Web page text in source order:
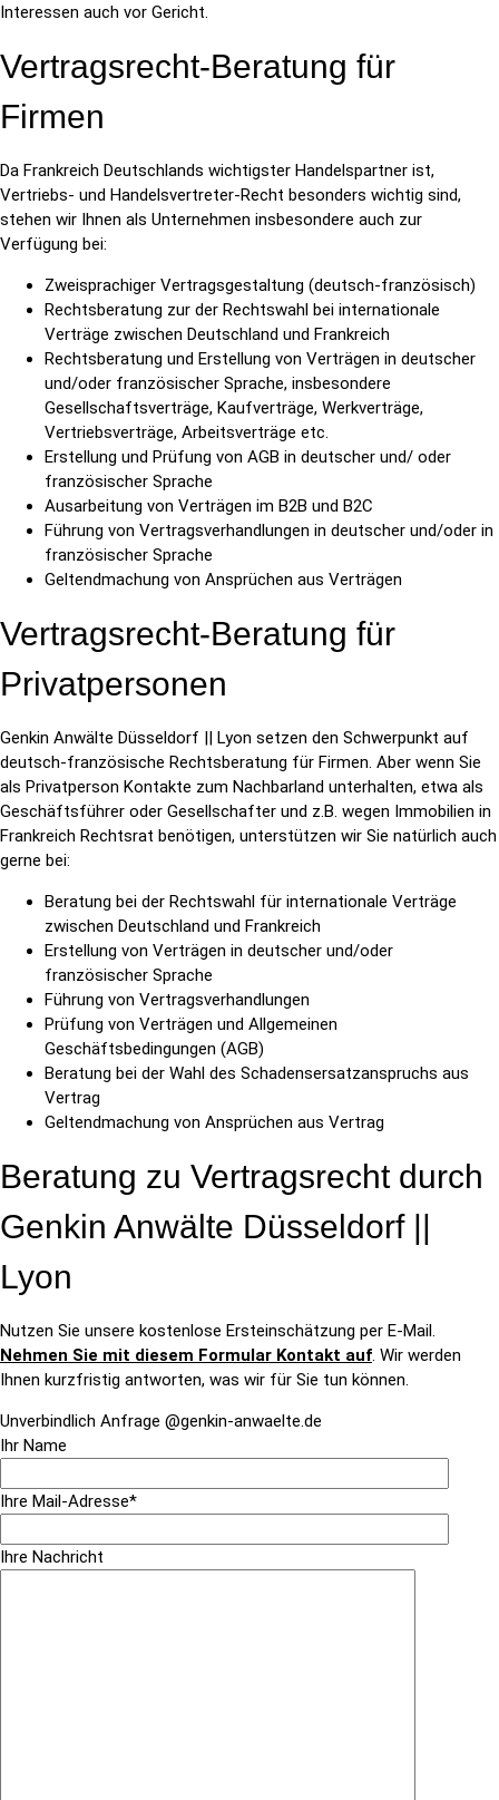
Interessen auch vor Gericht.
Vertragsrecht-Beratung für
Firmen
Da Frankreich Deutschlands wichtigster Handelspartner ist,
Vertriebs- und Handelsvertreter-Recht besonders wichtig sind,
stehen wir Ihnen als Unternehmen insbesondere auch zur
Verfügung bei:
Zweisprachiger Vertragsgestaltung (deutsch-französisch)
Rechtsberatung zur der Rechtswahl bei internationale
Verträge zwischen Deutschland und Frankreich
Rechtsberatung und Erstellung von Verträgen in deutscher
und/oder französischer Sprache, insbesondere
Gesellschaftsverträge, Kaufverträge, Werkverträge,
Vertriebsverträge, Arbeitsverträge etc.
Erstellung und Prüfung von AGB in deutscher und/ oder
französischer Sprache
Ausarbeitung von Verträgen im B2B und B2C
Führung von Vertragsverhandlungen in deutscher und/oder in
französischer Sprache
Geltendmachung von Ansprüchen aus Verträgen
Vertragsrecht-Beratung für
Privatpersonen
Genkin Anwälte Düsseldorf || Lyon setzen den Schwerpunkt auf
deutsch-französische Rechtsberatung für Firmen. Aber wenn Sie
als Privatperson Kontakte zum Nachbarland unterhalten, etwa als
Geschäftsführer oder Gesellschafter und z.B. wegen Immobilien in
Frankreich Rechtsrat benötigen, unterstützen wir Sie natürlich auch
gerne bei:
Beratung bei der Rechtswahl für internationale Verträge
zwischen Deutschland und Frankreich
Erstellung von Verträgen in deutscher und/oder
französischer Sprache
Führung von Vertragsverhandlungen
Prüfung von Verträgen und Allgemeinen
Geschäftsbedingungen (AGB)
Beratung bei der Wahl des Schadensersatzanspruchs aus
Vertrag
Geltendmachung von Ansprüchen aus Vertrag
Beratung zu Vertragsrecht durch
Genkin Anwälte Düsseldorf ||
Lyon
Nutzen Sie unsere kostenlose Ersteinschätzung per E-Mail.
Nehmen Sie mit diesem Formular Kontakt auf. Wir werden
Ihnen kurzfristig antworten, was wir für Sie tun können.
Unverbindlich Anfrage @genkin-anwaelte.de
Ihr Name
Ihre Mail-Adresse*
Ihre Nachricht